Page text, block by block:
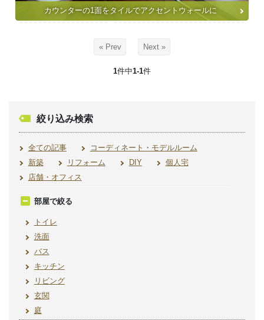
カウンターの1面をタイルでアクセントウォールに
« Prev Next »
1件中1-1件
絞り込み検索
全ての記事
コーディネート・モデルルーム
新築
リフォーム DIY
個人宅
店舗・オフィス
部屋で絞る
トイレ
洗面
バス
キッチン
リビング
玄関
庭